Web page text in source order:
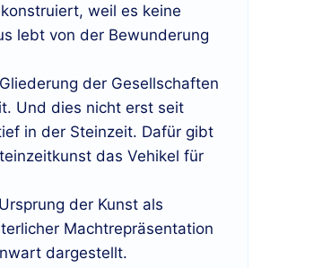
weil es keine
lebt von der Bewunderung
der Gesellschaften
Und dies nicht erst seit
in der Steinzeit. Dafür gibt
das Vehikel für
der Kunst als
Machtrepräsentation
dargestellt.